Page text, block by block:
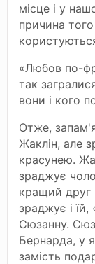
місце і у
причина
«Любов по-
так
вони і кого
Отже,
Жаклін, але
красунею.
зраджує
кращий друг
зраджує і
Сюзанну.
Бернарда, у
замість